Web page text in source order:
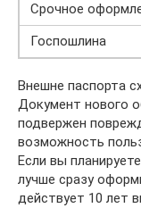
Срочное
Госпошлина
Внешне паспорта
Документ нового
подвержен
возможность
Если вы
лучше сразу
действует 10 лет